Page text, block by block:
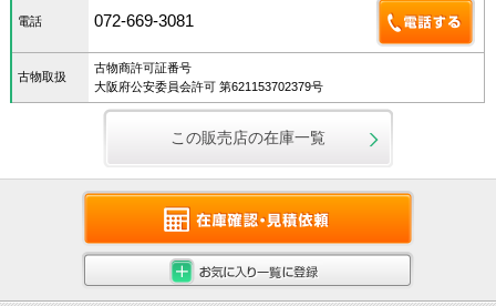
電話 072-669-3081
古物取扱
古物商許可証番号
大阪府公安委員会許可 第621153702379号
この販売店の在庫一覧